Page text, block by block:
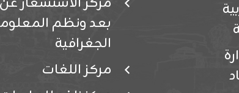
بعد ونظم
الجغرافية
مركز اللغات